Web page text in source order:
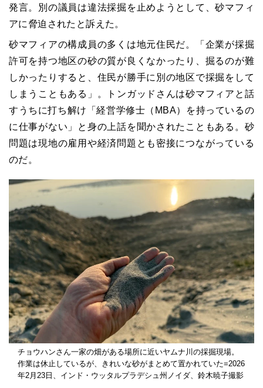
発言。別の議員は違法採掘を止めようとして、砂マフィ
アに脅迫されたと訴えた。
砂マフィアの構成員の多くは地元住民だ。「企業が採掘
許可を持つ地区の砂の質が良くなかったり、掘るのが難
しかったりすると、住民が勝手に別の地区で採掘をして
しまうこともある」。トンガッドさんは砂マフィアと話
すうちに打ち解け「経営学修士（ MBA）を持っているの
に仕事がない」と身の上話を聞かされたこともある。砂
問題は現地の雇用や経済問題とも密接につながっている
のだ。
チョウハンさん一家の畑がある場所に近いヤムナ川の採掘現場。
作業は休止しているが、きれいな砂がまとめて置かれていた=2026
年2月23日、インド・ウッタルプラデシュ州ノイダ、鈴木暁子撮影